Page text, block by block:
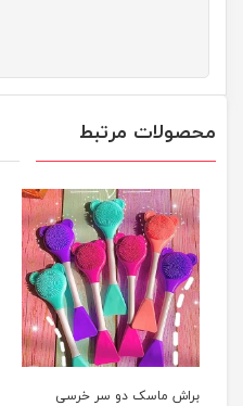
محصولات مرتبط
براش ماسک دو سر خرسی